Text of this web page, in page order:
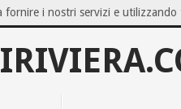
ON... GIUGNO A BELLARIA
fornire i nostri servizi e